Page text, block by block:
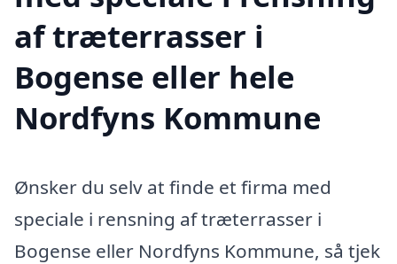
af træterrasser i
Bogense eller hele
Nordfyns Kommune
Ønsker du selv at finde et firma med
speciale i rensning af træterrasser i
Bogense eller Nordfyns Kommune, så tjek